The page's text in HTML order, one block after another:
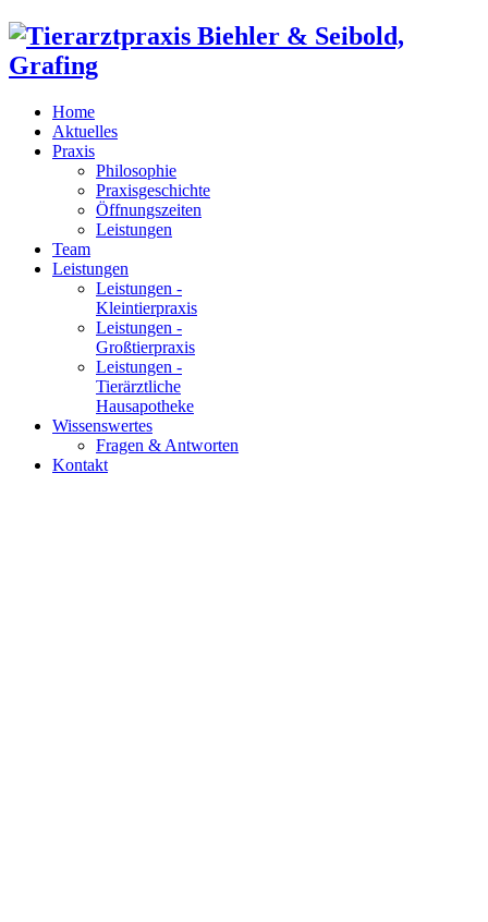
Home
Aktuelles
Praxis
Philosophie
Praxisgeschichte
Öffnungszeiten
Leistungen
Team
Leistungen
Leistungen -
Kleintierpraxis
Leistungen -
Großtierpraxis
Leistungen -
Tierärztliche
Hausapotheke
Wissenswertes
Fragen & Antworten
Kontakt